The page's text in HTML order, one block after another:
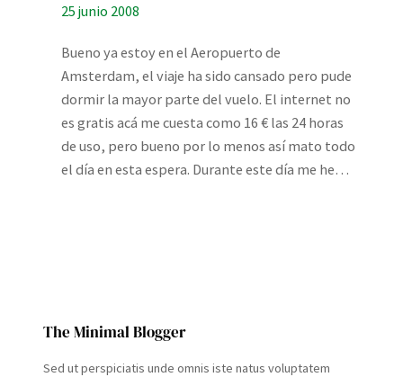
25 junio 2008
Bueno ya estoy en el Aeropuerto de
Amsterdam, el viaje ha sido cansado pero pude
dormir la mayor parte del vuelo. El internet no
es gratis acá me cuesta como 16 € las 24 horas
de uso, pero bueno por lo menos así mato todo
el día en esta espera. Durante este día me he…
The Minimal Blogger
Sed ut perspiciatis unde omnis iste natus voluptatem